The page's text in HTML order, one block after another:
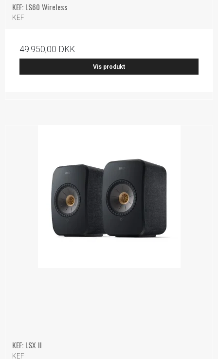
KEF: LS60 Wireless
KEF
49.950,00 DKK
Vis produkt
KEF: LSX II
KEF